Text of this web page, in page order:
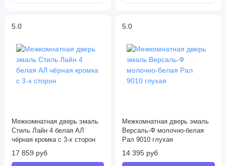
5.0
Межкомнатная дверь эмаль
Стиль Лайн 4 белая АЛ
чёрная кромка с 3-х сторон
17 859 руб
5.0
Межкомнатная дверь эмаль
Версаль-Ф молочно-белая
Рал 9010 глухая
14 395 руб